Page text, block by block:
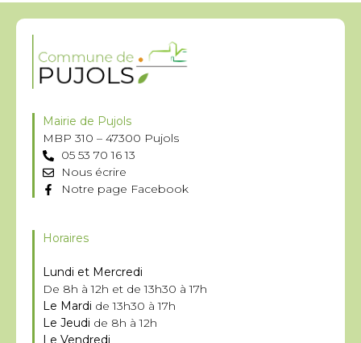
Mairie de Pujols
MBP 310 – 47300 Pujols
05 53 70 16 13
Nous écrire
Notre page Facebook
Horaires
Lundi et Mercredi
De 8h à 12h et de 13h30 à 17h
Le Mardi de 13h30 à 17h
Le Jeudi de 8h à 12h
Le Vendredi